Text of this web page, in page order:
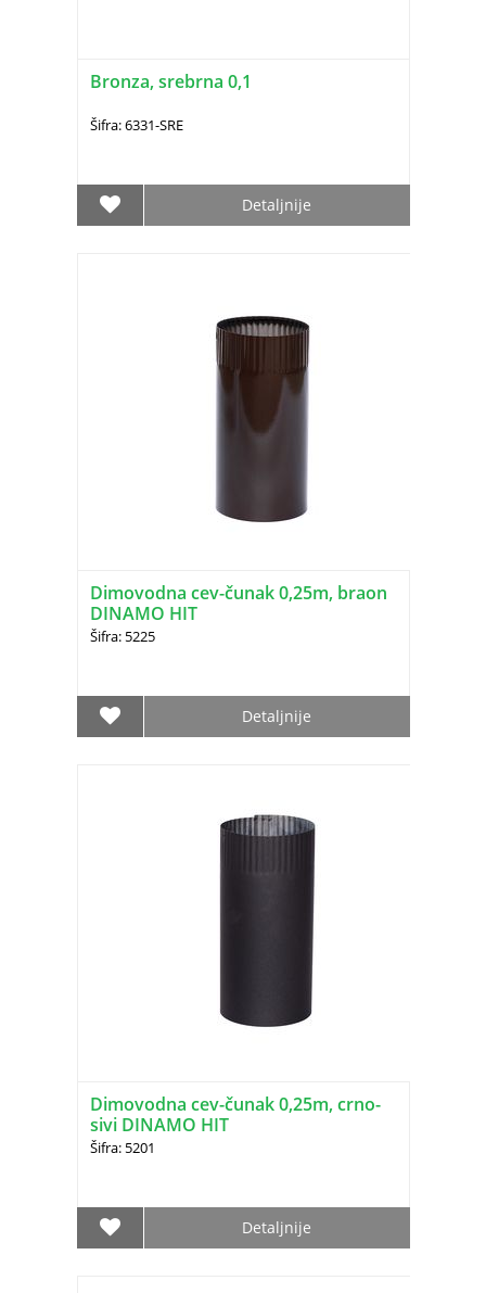
Bronza, srebrna 0,1
Šifra: 6331-SRE
Detaljnije
Dimovodna cev-čunak 0,25m, braon
DINAMO HIT
Šifra: 5225
Detaljnije
Dimovodna cev-čunak 0,25m, crno-
sivi DINAMO HIT
Šifra: 5201
Detaljnije